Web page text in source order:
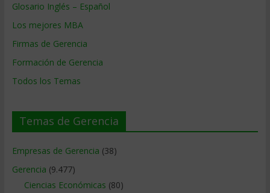
Glosario Inglés – Español
Los mejores MBA
Firmas de Gerencia
Formación de Gerencia
Todos los Temas
Temas de Gerencia
Empresas de Gerencia (38)
Gerencia (9.477)
Ciencias Económicas (80)